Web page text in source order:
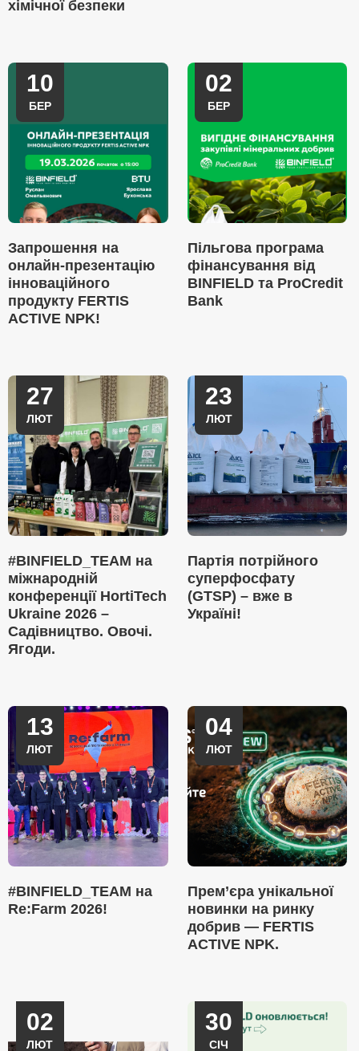
хімічної безпеки
10
БЕР
Запрошення на
онлайн-презентацію
інноваційного
продукту FERTIS
ACTIVE NPK!
02
БЕР
Пільгова програма
фінансування від
BINFIELD та ProCredit
Bank
27
ЛЮТ
#BINFIELD_TEAM на
міжнародній
конференції HortiTech
Ukraine 2026 –
Садівництво. Овочі.
Ягоди.
23
ЛЮТ
Партія потрійного
суперфосфату
(GTSP) – вже в
Україні!
13
ЛЮТ
#BINFIELD_TEAM на
Re:Farm 2026!
04
ЛЮТ
Прем’єра унікальної
новинки на ринку
добрив — FERTIS
ACTIVE NPK.
02
ЛЮТ
30
СІЧ